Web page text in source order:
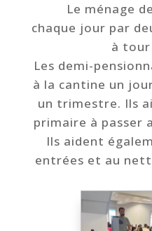
Le ménage de
chaque jour par
à
Les demi-
à la cantine un
un trimestre. Ils
primaire à passer
Ils aident
entrées et au